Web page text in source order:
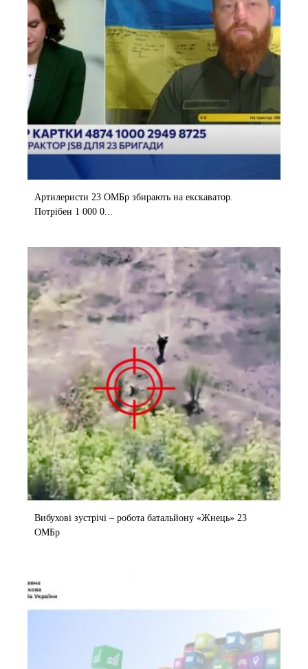
Артилеристи 23 ОМБр збирають на екскаватор.
Потрібен 1 000 0...
Вибухові зустрічі – робота батальйону «Жнець» 23
ОМБр